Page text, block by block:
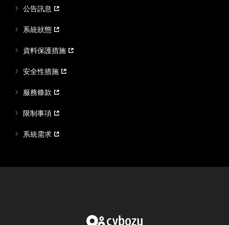
公告訊息
系統狀態
資料保護措施
安全性措施
服務條款
限制事項
系統需求